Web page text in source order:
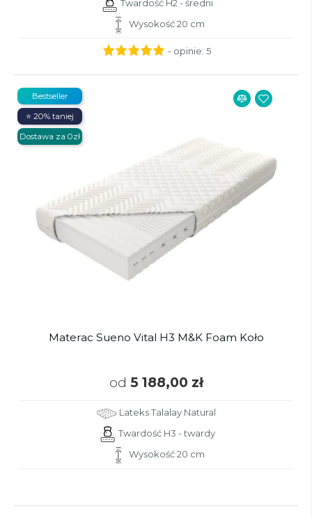
Twardość H2 - średni
Wysokość 20 cm
- opinie: 5
Materac Sueno Vital H3 M&K Foam Koło
od 5 188,00 zł
Lateks Talalay Natural
Twardość H3 - twardy
Wysokość 20 cm
Bestseller
⭐ 20% taniej
Dostawa za 0zł